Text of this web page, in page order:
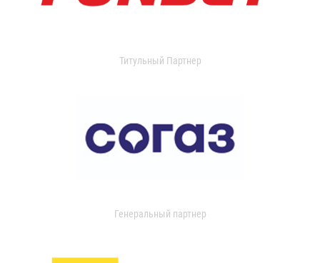
Титульный Партнер
Генеральный партнер